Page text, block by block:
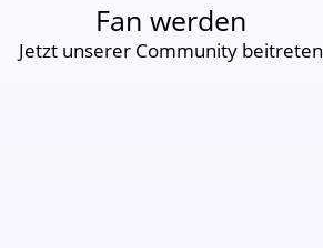
Fan werden
Jetzt unserer Community beitreten